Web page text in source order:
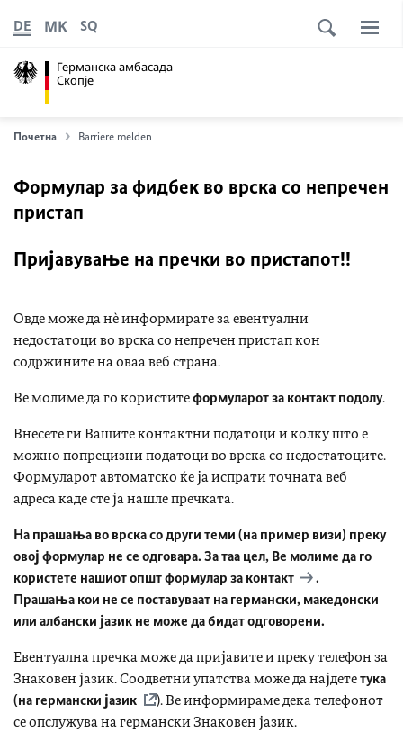
Германска амбасада
Скопје
DE MK SQ
Почетна Barriere melden
Формулар за фидбек во врска со непречен
пристап
Пријавување на пречки во пристапот!!
Овде може да нè информирате за евентуални
недостатоци во врска со непречен пристап кон
содржините на оваа веб страна.
Ве молиме да го користитеформуларот за контакт подолу.
Внесете ги Вашите контактни податоци и колку што е
можно попрецизни податоци во врска со недостатоците.
Формуларот автоматско ќе ја испрати точната веб
адреса каде сте ја нашле пречката.
На прашања во врска со други теми (на пример визи) преку
овој формулар не се одговара. За таа цел, Ве молиме да го
користете нашиот општформулар за контакт
.
Прашања кои не се поставуваат на германски, македонски
или албански јазик не може да бидат одговорени.
Евентуална пречка може да пријавите и преку телефон за
Знаковен јазик. Соодветни упатства може да најдететука
(на германски јазик
). Ве информираме дека телефонот
се опслужува на германски Знаковен јазик.